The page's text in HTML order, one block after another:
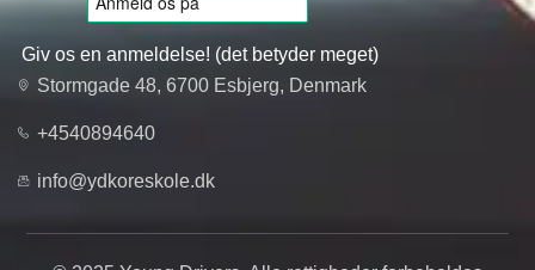
Giv os en anmeldelse! (det betyder meget)
Stormgade 48, 6700 Esbjerg, Denmark
+4540894640
info@ydkoreskole.dk